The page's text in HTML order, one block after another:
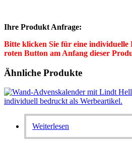
Ihre Produkt Anfrage:
Bitte klicken Sie für eine individuelle
roten Button am Anfang dieser
Ähnliche Produkte
Weiterlesen